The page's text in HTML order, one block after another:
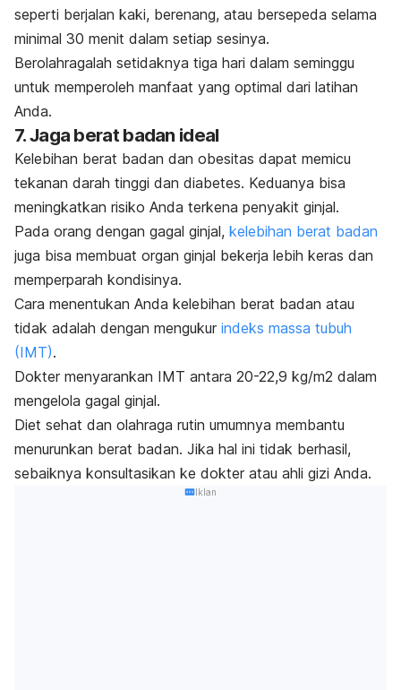
seperti berjalan kaki, berenang, atau bersepeda selama
minimal 30 menit dalam setiap sesinya.
Berolahragalah setidaknya tiga hari dalam seminggu
untuk memperoleh manfaat yang optimal dari latihan
Anda.
7. Jaga berat badan ideal
Kelebihan berat badan dan obesitas dapat memicu
tekanan darah tinggi dan diabetes. Keduanya bisa
meningkatkan risiko Anda terkena penyakit ginjal.
Pada orang dengan gagal ginjal, kelebihan berat badan
juga bisa membuat organ ginjal bekerja lebih keras dan
memperparah kondisinya.
Cara menentukan Anda kelebihan berat badan atau
tidak adalah dengan mengukur indeks massa tubuh
(IMT).
Dokter menyarankan IMT antara 20-22,9 kg/m2 dalam
mengelola gagal ginjal.
Diet sehat dan olahraga rutin umumnya membantu
menurunkan berat badan. Jika hal ini tidak berhasil,
sebaiknya konsultasikan ke dokter atau ahli gizi Anda.
Iklan